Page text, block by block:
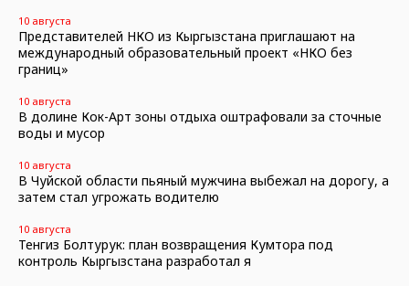
10 августа
Представителей НКО из Кыргызстана приглашают на
международный образовательный проект «НКО без
границ»
10 августа
В долине Кок-Арт зоны отдыха оштрафовали за сточные
воды и мусор
10 августа
В Чуйской области пьяный мужчина выбежал на дорогу, а
затем стал угрожать водителю
10 августа
Тенгиз Болтурук: план возвращения Кумтора под
контроль Кыргызстана разработал я